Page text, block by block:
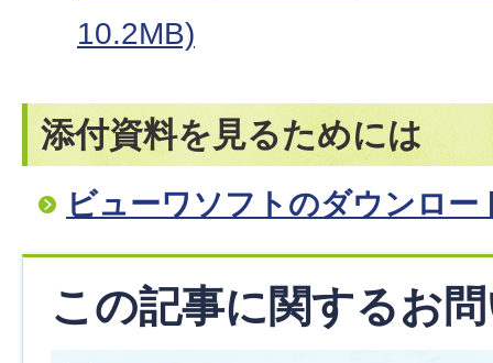
10.2MB)
添付資料を見るためには
ビューワソフトのダウンロー
この記事に関するお